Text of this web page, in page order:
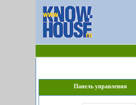
Панель управления